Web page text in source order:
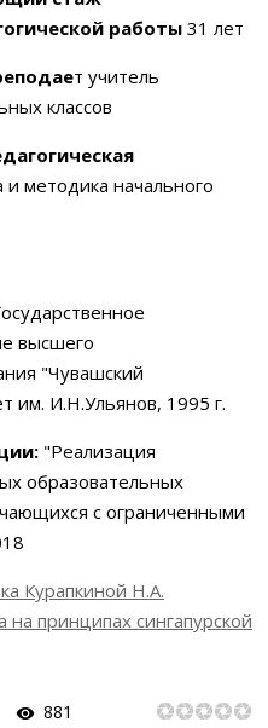
работы 31 лет
т учитель
классов
и методика начального
высшего
"Чувашский
им. И.Н.Ульянов, 1995 г.
"Реализация
образовательных
с ограниченными
Курапкиной Н.А.
на принципах сингапурской
881